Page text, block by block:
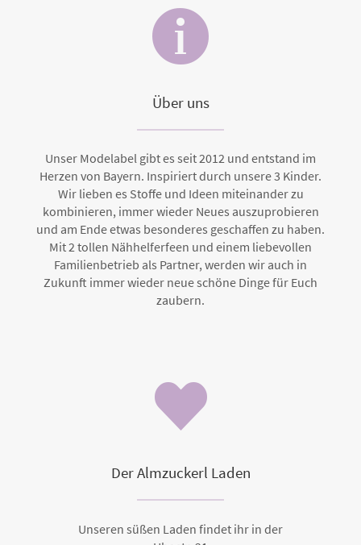
Über uns
Unser Modelabel gibt es seit 2012 und entstand im
Herzen von Bayern. Inspiriert durch unsere 3 Kinder.
Wir lieben es Stoffe und Ideen miteinander zu
kombinieren, immer wieder Neues auszuprobieren
und am Ende etwas besonderes geschaffen zu haben.
Mit 2 tollen Nähhelferfeen und einem liebevollen
Familienbetrieb als Partner, werden wir auch in
Zukunft immer wieder neue schöne Dinge für Euch
zaubern.
Der Almzuckerl Laden
Unseren süßen Laden findet ihr in der